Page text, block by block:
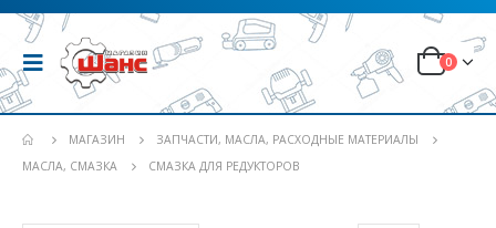
0
МАГАЗИН
ЗАПЧАСТИ, МАСЛА, РАСХОДНЫЕ МАТЕРИАЛЫ
МАСЛА, СМАЗКА
СМАЗКА ДЛЯ РЕДУКТОРОВ